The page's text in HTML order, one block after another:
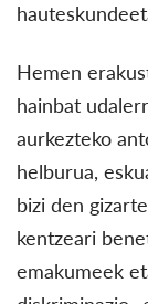
Hemen
hainbat
aurkezteko
helburua,
bizi den
kentzeari
emakumeek